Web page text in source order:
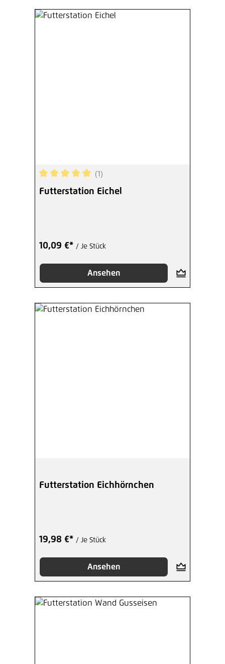
Durchschnittliche Bewertung von 5 von 5
(1)
Futterstation Eichel
10,09 €* / Je Stück
Ansehen
Futterstation Eichhörnchen
19,98 €* / Je Stück
Ansehen